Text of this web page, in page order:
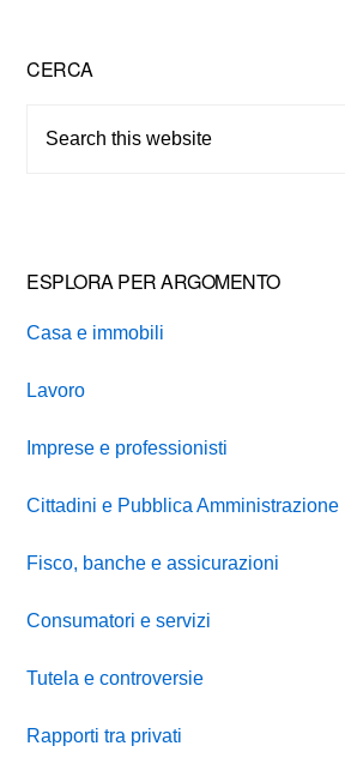
Primary
Sidebar
CERCA
ESPLORA PER ARGOMENTO
Casa e immobili
Lavoro
Imprese e professionisti
Cittadini e Pubblica Amministrazione
Fisco, banche e assicurazioni
Consumatori e servizi
Tutela e controversie
Rapporti tra privati